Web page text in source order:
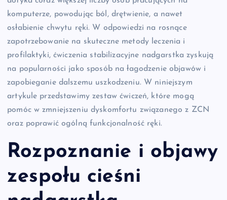
komputerze, powodując ból, drętwienie, a nawet
osłabienie chwytu ręki. W odpowiedzi na rosnące
zapotrzebowanie na skuteczne metody leczenia i
profilaktyki, ćwiczenia stabilizacyjne nadgarstka zyskują
na popularności jako sposób na łagodzenie objawów i
zapobieganie dalszemu uszkodzeniu. W niniejszym
artykule przedstawimy zestaw ćwiczeń, które mogą
pomóc w zmniejszeniu dyskomfortu związanego z ZCN
oraz poprawić ogólną funkcjonalność ręki.
Rozpoznanie i objawy
zespołu cieśni